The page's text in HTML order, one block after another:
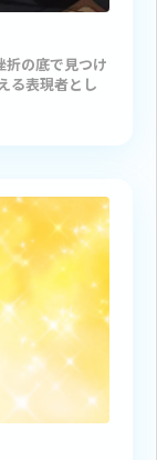
の底で見つけ
る表現者とし